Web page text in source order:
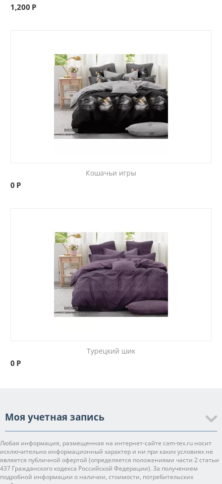
1,200 Р
Кошачьи игры
0 Р
Турецкий шик
0 Р
Моя учетная запись
Любая информация, размещенная на интернет-сайте cam-tex.ru носит
исключительно информационный характер и ни при каких условиях не
является публичной офертой (определяется положениями части 2 статьи
437 Гражданского кодекса Российской Федерации). За получением
подробной информации о наличии, стоимости, потребительских